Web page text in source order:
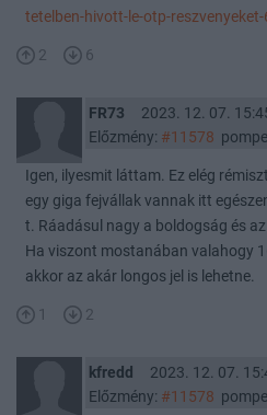
tetelben-hivott-le-otp-
2 6
FR73
2023. 12. 07.
Előzmény: #11578
Igen, ilyesmit láttam. Ez elég
egy giga fejvállak vannak itt
t. Ráadásul nagy a boldogság és
Ha viszont mostanában valahogy
akkor az akár longos jel is lehetne.
1 2
kfredd
2023. 12. 07.
Előzmény: #11578